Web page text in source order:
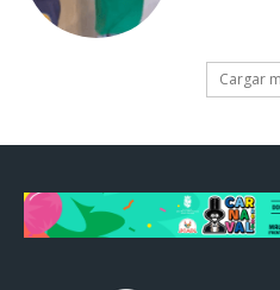
Cargar